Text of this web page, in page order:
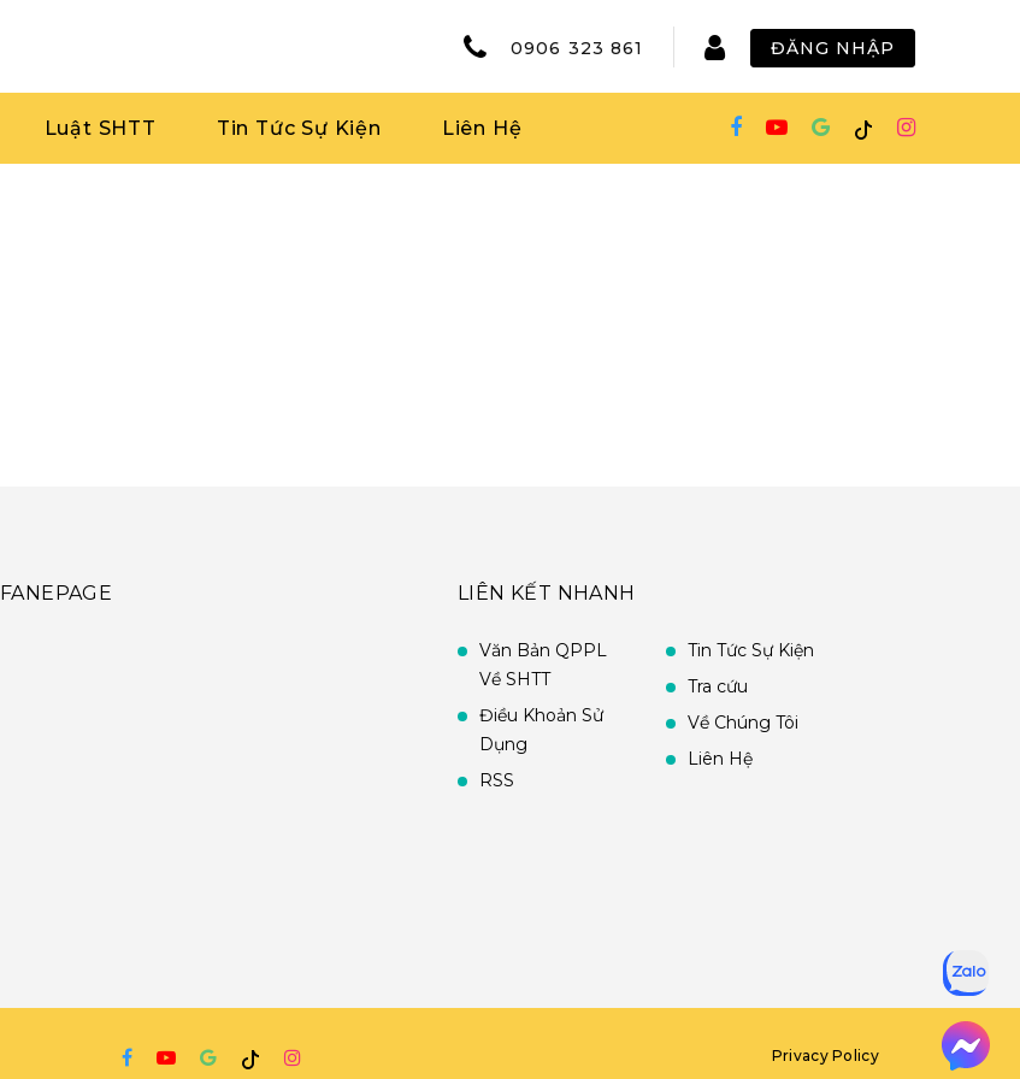
0906 323 861 ĐĂNG NHẬP
Luật SHTT Tin Tức Sự Kiện Liên Hệ
FANEPAGE LIÊN KẾT NHANH
Văn Bản QPPL
Về SHTT
Điều Khoản Sử
Dụng
RSS
Tin Tức Sự Kiện
Tra cứu
Về Chúng Tôi
Liên Hệ
Privacy Policy